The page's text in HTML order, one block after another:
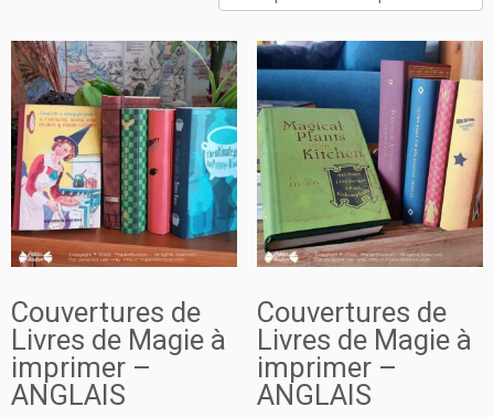
Couvertures de
Livres de Magie à
imprimer –
ANGLAIS
Couvertures de
Livres de Magie à
imprimer –
ANGLAIS